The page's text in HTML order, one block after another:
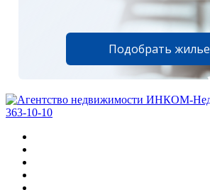
Подобрать жилье
363-10-10